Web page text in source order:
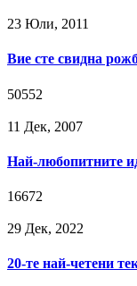
23 Юли, 2011
Вие сте свидна
50552
11 Дек, 2007
Най-любопитните
16672
29 Дек, 2022
20-те най-четени